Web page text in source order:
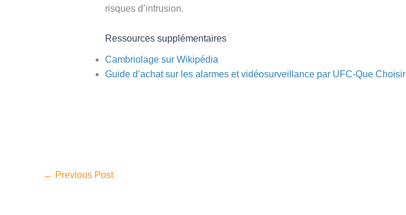
risques d’intrusion.
Ressources supplémentaires
Cambriolage sur Wikipédia
Guide d’achat sur les alarmes et vidéosurveillance par UFC-Que Choisir
← Previous Post